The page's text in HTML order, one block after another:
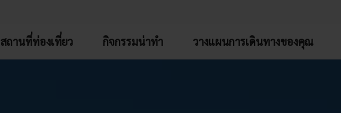
สถานที่ท่องเที่ยว กิจกรรมน่าทำ วางแผนการเดินทางของคุณ